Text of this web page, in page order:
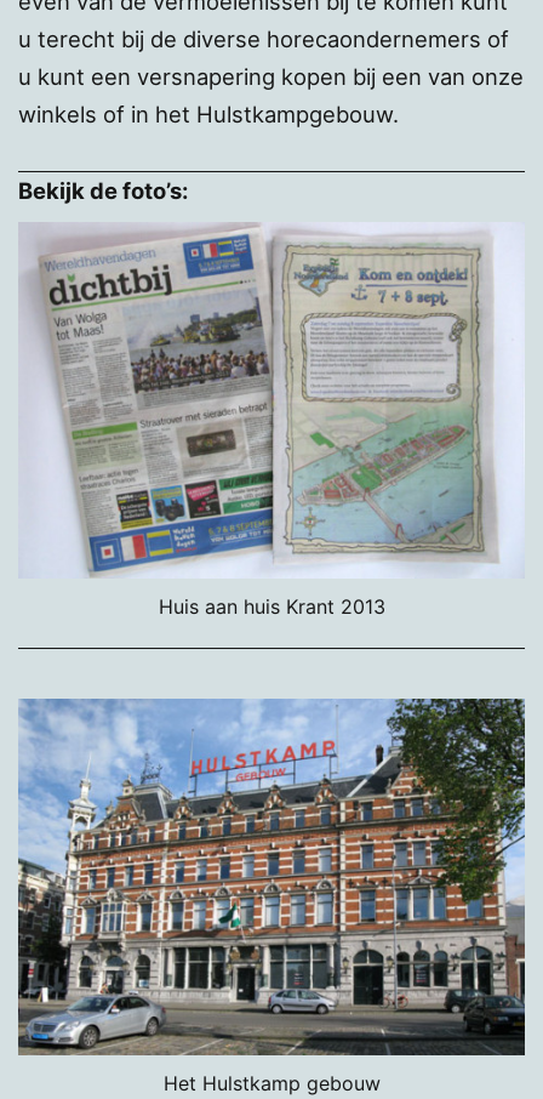
u terecht bij de diverse horecaondernemers of
u kunt een versnapering kopen bij een van onze
winkels of in het Hulstkampgebouw.
Bekijk de foto’s:
Huis aan huis Krant 2013
Het Hulstkamp gebouw